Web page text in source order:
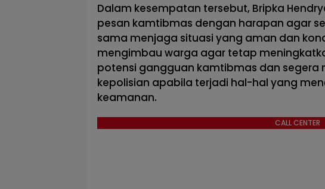
Dalam kesempatan tersebut, Bripka
pesan kamtibmas dengan harapan agar
sama menjaga situasi yang aman dan
mengimbau warga agar tetap
potensi gangguan kamtibmas dan
kepolisian apabila terjadi hal-hal yang
keamanan.
CALL CENTER